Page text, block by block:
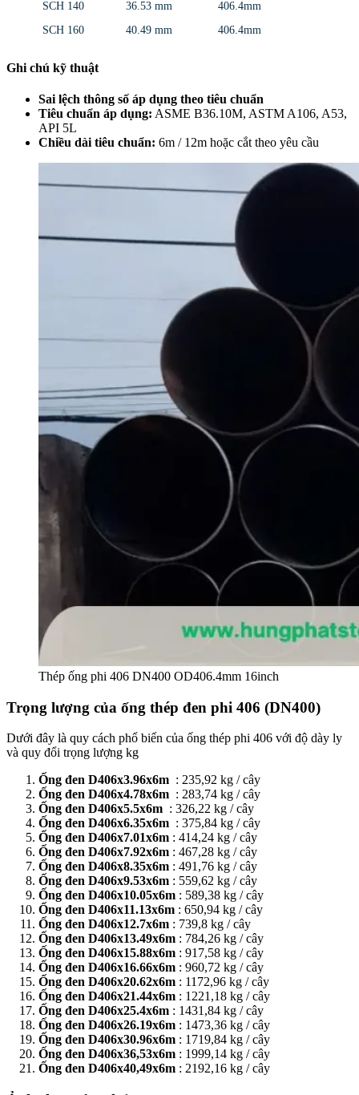
SCH 140
36.53 mm
406.4mm
SCH 160
40.49 mm 406.4mm
Ghi chú kỹ thuật
Sai lệch thông số áp dụng theo tiêu chuẩn
Tiêu chuẩn áp dụng: ASME B36.10M, ASTM A106, A53,
API 5L
Chiều dài tiêu chuẩn: 6m / 12m hoặc cắt theo yêu cầu
Thép ống phi 406 DN400 OD406.4mm 16inch
Trọng lượng của ống thép đen phi 406 (DN400)
Dưới đây là quy cách phổ biến của ống thép phi 406 với độ dày ly
và quy đổi trọng lượng kg
Ống đen D406x3.96x6m : 235,92 kg / cây
Ống đen D406x4.78x6m : 283,74 kg / cây
Ống đen D406x5.5x6m : 326,22 kg / cây
Ống đen D406x6.35x6m : 375,84 kg / cây
Ống đen D406x7.01x6m : 414,24 kg / cây
Ống đen D406x7.92x6m : 467,28 kg / cây
Ống đen D406x8.35x6m : 491,76 kg / cây
Ống đen D406x9.53x6m : 559,62 kg / cây
Ống đen D406x10.05x6m : 589,38 kg / cây
Ống đen D406x11.13x6m : 650,94 kg / cây
Ống đen D406x12.7x6m : 739,8 kg / cây
Ống đen D406x13.49x6m : 784,26 kg / cây
Ống đen D406x15.88x6m : 917,58 kg / cây
Ống đen D406x16.66x6m : 960,72 kg / cây
Ống đen D406x20.62x6m : 1172,96 kg / cây
Ống đen D406x21.44x6m : 1221,18 kg / cây
Ống đen D406x25.4x6m : 1431,84 kg / cây
Ống đen D406x26.19x6m : 1473,36 kg / cây
Ống đen D406x30.96x6m : 1719,84 kg / cây
Ống đen D406x36,53x6m : 1999,14 kg / cây
Ống đen D406x40,49x6m : 2192,16 kg / cây